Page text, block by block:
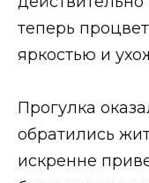
теперь
яркостью и
Прогулка
обратились
искренне